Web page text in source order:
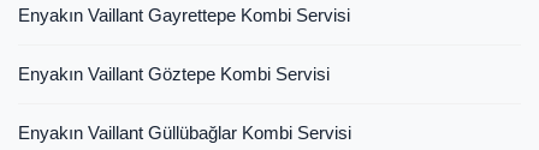
Enyakın Vaillant Gayrettepe Kombi Servisi
Enyakın Vaillant Göztepe Kombi Servisi
Enyakın Vaillant Güllübağlar Kombi Servisi